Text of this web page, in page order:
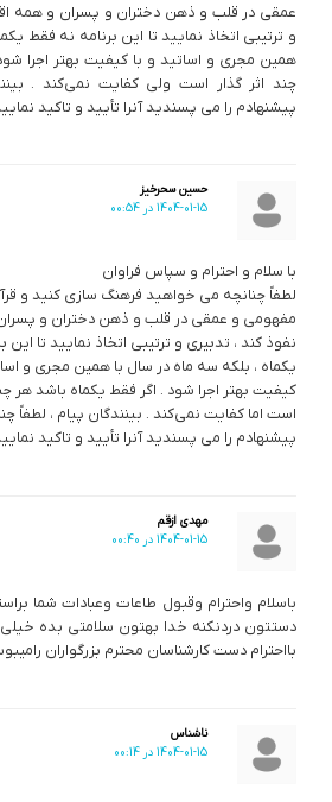
عمقی در قلب و ذهن دختران و پسران و همه
و ترتیبی اتخاذ نمایید تا این برنامه نه فقط
همین مجری و اساتید و با کیفیت بهتر اجرا
چند اثر گذار است ولی کفایت نمی‌کند .
پیشنهادم را می پسندید آنرا تأیید و تاکید
حسین سحرخیز
1404-01-15 در 00:54
با سلام و احترام و سپاس فراوان
لطفاً چنانچه می خواهید فرهنگ سازی کنید و
مفهومی و عمقی در قلب و ذهن دختران و
نفوذ کند ، تدبیری و ترتیبی اتخاذ نمایید تا این
یکماه ، بلکه سه ماه در سال با همین مجری و
کیفیت بهتر اجرا شود . اگر فقط یکماه باشد هر
است اما کفایت نمی‌کند . بینندگان پیام ، لطفاً
پیشنهادم را می پسندید آنرا تأیید و تاکید
مهدی ازقم
1404-01-15 در 00:40
باسلام واحترام وقبول طاعات وعبادات شما
دستتون دردنکنه خدا بهتون سلامتی بده
بااحترام دست کارشناسان محترم بزرگواران
ناشناس
1404-01-15 در 00:14